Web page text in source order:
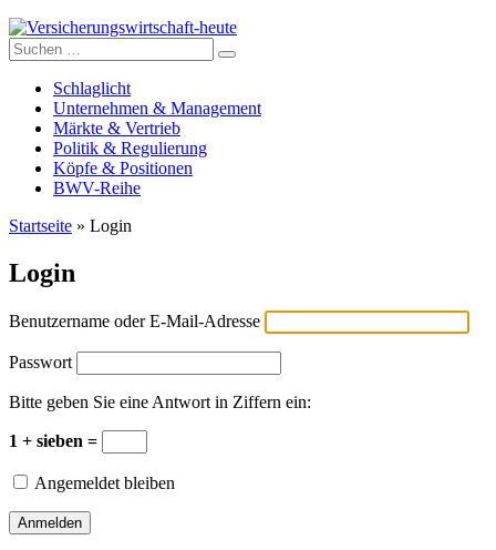
Versicherungswirtschaft-heute
Suche
nach:
Schlaglicht
Unternehmen & Management
Märkte & Vertrieb
Politik & Regulierung
Köpfe & Positionen
BWV-Reihe
Startseite » Login
Login
Benutzername oder E-Mail-Adresse
Passwort
Bitte geben Sie eine Antwort in Ziffern ein:
1 + sieben =
Angemeldet bleiben